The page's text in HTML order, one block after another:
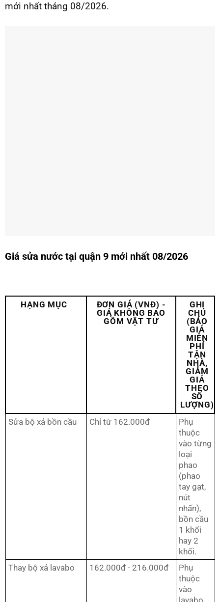
mới nhất tháng 08/2026.
Giá sửa nước tại quận 9 mới nhất 08/2026
HẠNG MỤC
ĐƠN GIÁ (VNĐ) -
GIÁ KHÔNG BAO
GỒM VẬT TƯ
GHI
CHÚ
(BÁO
GIÁ
MIỄN
PHÍ
TẬN
NHÀ,
GIẢM
GIÁ
THEO
SỐ
LƯỢNG)
Sửa bộ xả bồn cầu
Chỉ từ 162.000đ
Phụ
thuộc
vào từng
loại
phao
(phao
tay gạt,
nút
nhấn),
bồn cầu
1 khối
hay 2
khối.
Thay bộ xả lavabo
162.000đ - 216.000đ
Phụ
thuộc
vào